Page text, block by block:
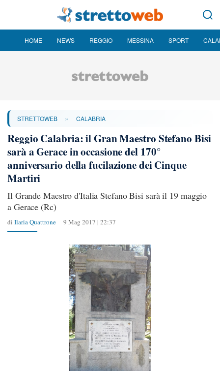
HOME NEWS REGGIO MESSINA SPORT
STRETTOWEB » CALABRIA
Reggio Calabria: il Gran Maestro Stefano Bisi
sarà a Gerace in occasione del 170°
anniversario della fucilazione dei Cinque
Martiri
Il Grande Maestro d'Italia Stefano Bisi sarà il 19 maggio
a Gerace (Rc)
di Ilaria Quattrone 9 Mag 2017 | 22:37